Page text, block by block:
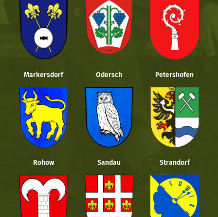
Markersdorf Odersch Petershofen
Rohow Sandau Strandorf